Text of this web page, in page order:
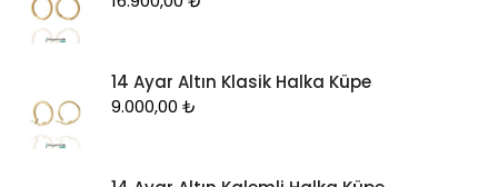
Yüzük
14 Ayar Altın Klasik Halka Küpe
9.000,00 ₺